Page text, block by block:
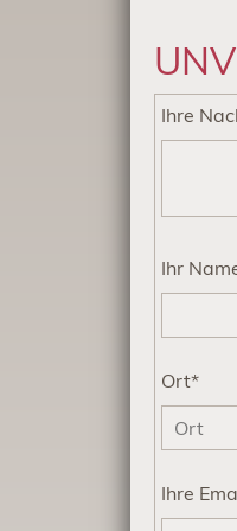
Ihre
Ihr
Pflichtfeld
Ort*
Ihre